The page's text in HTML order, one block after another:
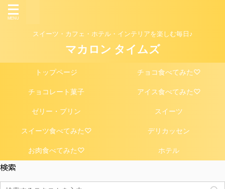
スイーツ・カフェ・ホテル・インテリアを楽しむ毎日♪
マカロン タイムズ
トップページ チョコ食べてみた♡
チョコレート菓子 アイス食べてみた♡
ゼリー・プリン スイーツ
スイーツ食べてみた♡ デリカッセン
お肉食べてみた♡ ホテル
検索